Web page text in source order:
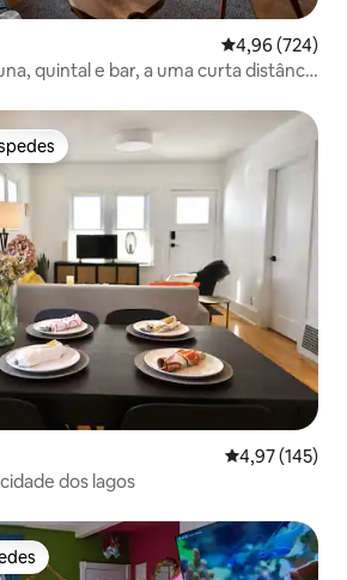
4,96 de uma
4,96 (724)
quintal e bar, a uma curta distância
dos hóspedes
4,97 de uma
4,97 (145)
dos lagos